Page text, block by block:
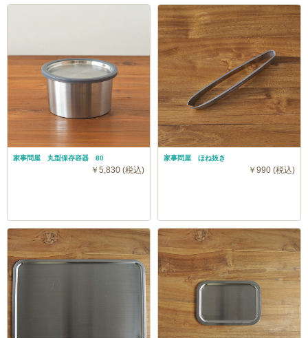
家事問屋 丸型保存容器 80
￥5,830 (税込)
家事問屋 ほね抜き
￥990 (税込)